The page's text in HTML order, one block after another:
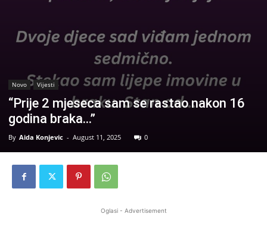
Novo Vijesti
“Prije 2 mjeseca sam se rastao nakon 16
godina braka…”
By Aida Konjevic - August 11, 2025 0
Oglasi - Advertisement